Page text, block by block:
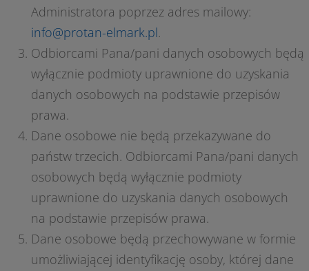
Administratora poprzez adres mailowy:
info@protan-elmark.pl.
Odbiorcami Pana/pani danych osobowych będą
wyłącznie podmioty uprawnione do uzyskania
danych osobowych na podstawie przepisów
prawa.
Dane osobowe nie będą przekazywane do
państw trzecich. Odbiorcami Pana/pani danych
osobowych będą wyłącznie podmioty
uprawnione do uzyskania danych osobowych
na podstawie przepisów prawa.
Dane osobowe będą przechowywane w formie
umożliwiającej identyfikację osoby, której dane